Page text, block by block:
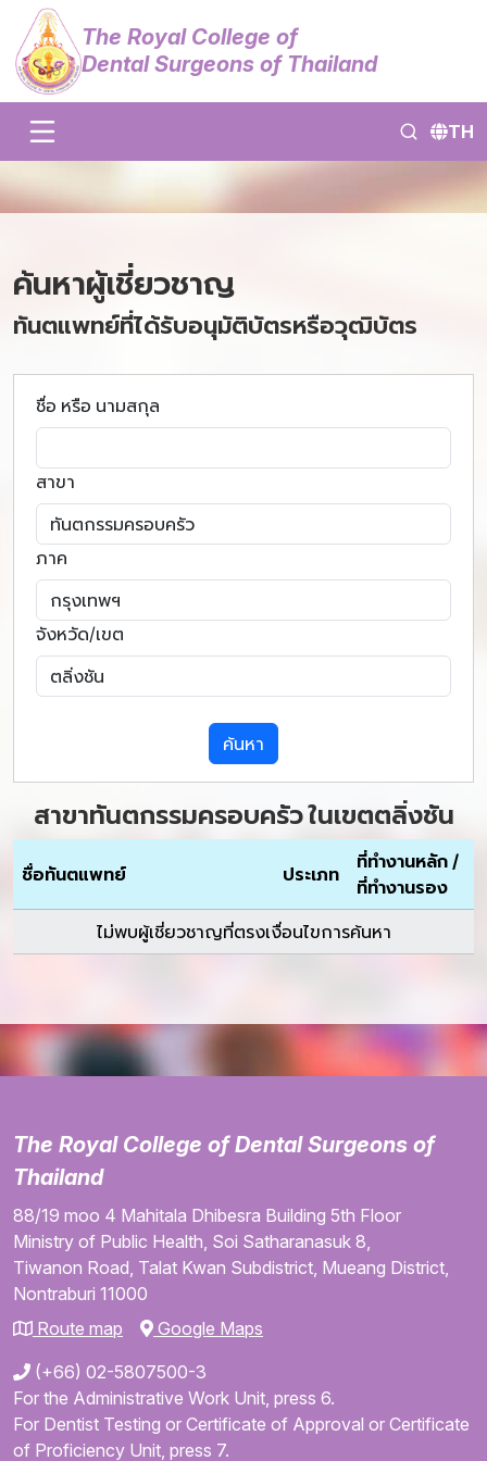
The Royal College of
Dental Surgeons of Thailand
TH
ค้นหาผู้เชี่ยวชาญ
ทันตแพทย์ที่ได้รับอนุมัติบัตรหรือวุฒิบัตร
ชื่อ หรือ นามสกุล
สาขา
ภาค
จังหวัด/เขต
ค้นหา
สาขาทันตกรรมครอบครัว ในเขตตลิ่งชัน
ชื่อทันตแพทย์ ประเภท
ที่ทำงานหลัก /
ที่ทำงานรอง
ไม่พบผู้เชี่ยวชาญที่ตรงเงื่อนไขการค้นหา
The Royal College of Dental Surgeons of
Thailand
88/19 moo 4 Mahitala Dhibesra Building 5th Floor
Ministry of Public Health, Soi Satharanasuk 8,
Tiwanon Road, Talat Kwan Subdistrict, Mueang District,
Nontraburi 11000
Route map
Google Maps
(+66) 02-5807500-3
For the Administrative Work Unit, press 6.
For Dentist Testing or Certificate of Approval or Certificate
of Proficiency Unit, press 7.